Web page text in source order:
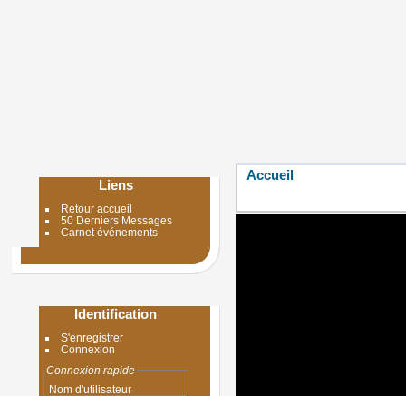
Liens
Retour accueil
50 Derniers Messages
Carnet événements
Identification
S'enregistrer
Connexion
Connexion rapide
Nom d'utilisateur
Accueil